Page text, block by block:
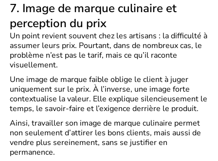
7. Image de marque culinaire et
perception du prix
Un point revient souvent chez les artisans : la difficulté à
assumer leurs prix. Pourtant, dans de nombreux cas, le
problème n’est pas le tarif, mais ce qu’il raconte
visuellement.
Une image de marque faible oblige le client à juger
uniquement sur le prix. À l’inverse, une image forte
contextualise la valeur. Elle explique silencieusement le
temps, le savoir-faire et l’exigence derrière le produit.
Ainsi, travailler son image de marque culinaire permet
non seulement d’attirer les bons clients, mais aussi de
vendre plus sereinement, sans se justifier en
permanence.